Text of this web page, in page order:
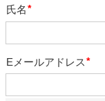
氏名
Eメールアドレス